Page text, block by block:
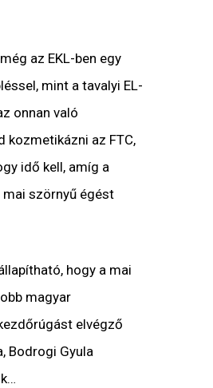
az EKL-ben egy
mint a tavalyi EL-
onnan való
kozmetikázni az FTC,
idő kell, amíg a
szörnyű égést
hogy a mai
magyar
elvégző
Bodrogi Gyula